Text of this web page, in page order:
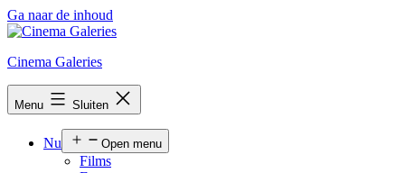
Ga naar de inhoud
Cinema Galeries
Menu Sluiten
Nu Open menu
Films